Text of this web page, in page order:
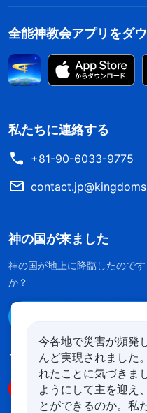
全能神教会アプリをダ
私たちに連絡する
+81-90-6033-9775
神の国が来ました
神の国が地上に降臨したので
か？
フォローする
今各地で災害が頻発
んど実現されました
れたことに気づきま
ようにして主を迎え
とができるのか。私